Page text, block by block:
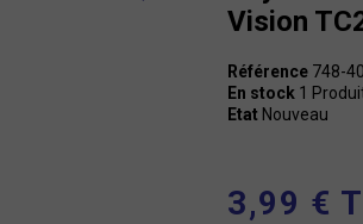
Vision
Référence 748-
En stock 1
Etat Nouveau
3,99 €